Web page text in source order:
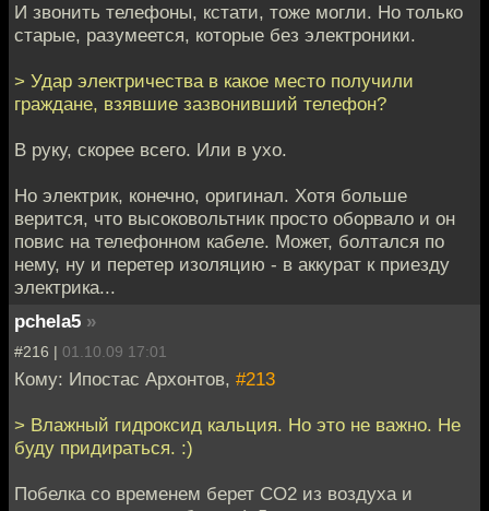
И звонить телефоны, кстати, тоже могли. Но только
старые, разумеется, которые без электроники.
> Удар электричества в какое место получили
граждане, взявшие зазвонивший телефон?
В руку, скорее всего. Или в ухо.
Но электрик, конечно, оригинал. Хотя больше
верится, что высоковольтник просто оборвало и он
повис на телефонном кабеле. Может, болтался по
нему, ну и перетер изоляцию - в аккурат к приезду
электрика...
pchela5 »
#216 | 01.10.09 17:01
Кому: Ипостас Архонтов, #213
> Влажный гидроксид кальция. Но это не важно. Не
буду придираться. :)
Побелка со временем берет СО2 из воздуха и